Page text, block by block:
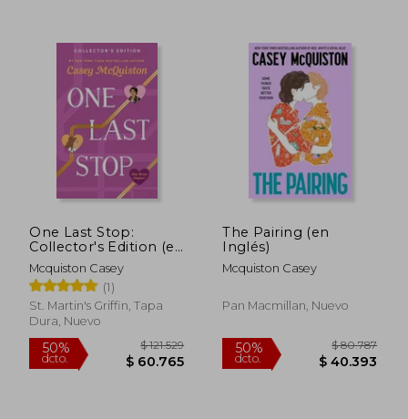
10%
dcto.
$ 45.600 50%
One Last Stop:
Collector's Edition (en
Inglés)
Mcquiston Casey
(1)
St. Martin's Griffin, Tapa
Dura, Nuevo
The Pairing (en
Inglés)
Mcquiston Casey
Pan Macmillan, Nuevo